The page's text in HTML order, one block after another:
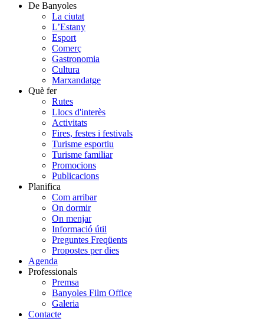
De Banyoles
La ciutat
L’Estany
Esport
Comerç
Gastronomia
Cultura
Marxandatge
Què fer
Rutes
Llocs d'interès
Activitats
Fires, festes i festivals
Turisme esportiu
Turisme familiar
Promocions
Publicacions
Planifica
Com arribar
On dormir
On menjar
Informació útil
Preguntes Freqüents
Propostes per dies
Agenda
Professionals
Premsa
Banyoles Film Office
Galeria
Contacte